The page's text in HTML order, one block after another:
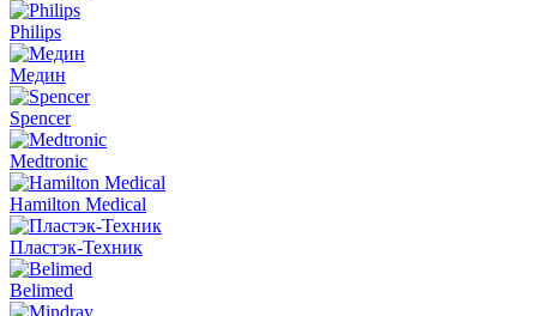
Philips
Медин
Spencer
Medtronic
Hamilton Medical
Пластэк-Техник
Belimed